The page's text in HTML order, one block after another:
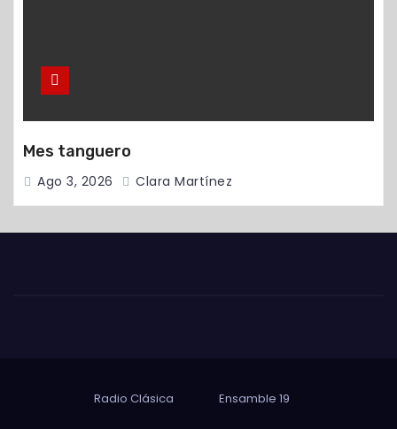
Mes tanguero
Ago 3, 2026 Clara Martínez
Radio Clásica Ensamble 19